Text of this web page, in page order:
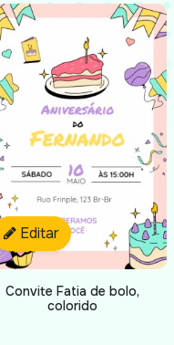
Editar
Convite Fatia de bolo,
colorido